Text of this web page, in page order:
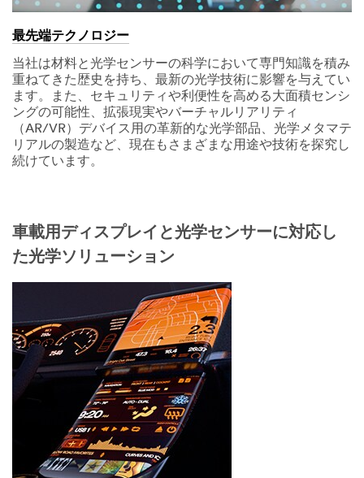
最先端テクノロジー
当社は材料と光学センサーの科学において専門知識を積み
重ねてきた歴史を持ち、最新の光学技術に影響を与えてい
ます。また、セキュリティや利便性を高める大面積センシ
ングの可能性、拡張現実やバーチャルリアリティ
（AR/VR）デバイス用の革新的な光学部品、光学メタマテ
リアルの製造など、現在もさまざまな用途や技術を探究し
続けています。
車載用ディスプレイと光学センサーに対応し
た光学ソリューション